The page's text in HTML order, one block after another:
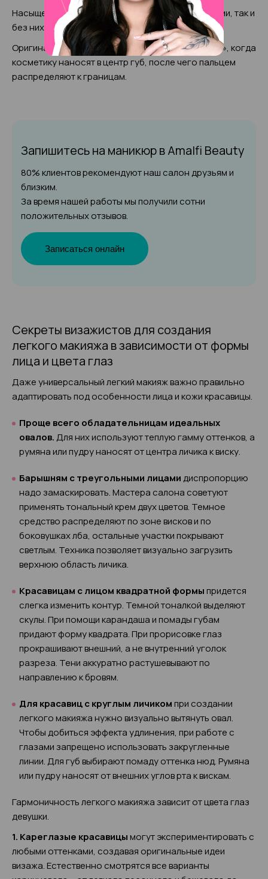
Насыщенный вариант применяют как со стрелками, так и
без них.
Оригинально выглядит эффект «зацелованности», когда
косметику наносят в центр губ, после чего пальцем
распределяют к границам.
Запишитесь на маникюрв Amalfi Beauty
80% клиентов рекомендуют наш салон друзьям и
близким.
За время нашей работы мы получили сотни
положительных отзывов.
Записаться онлайн
Секреты визажистов для создания
легкого макияжа в зависимости от формы
лица и цвета глаз
Даже универсальный легкий макияж важно правильно
адаптировать под особенности лица и кожи красавицы.
Проще всего обладательницам идеальных
овалов.Для них используют теплую гамму оттенков, а
румяна или пудру наносят от центра личика к виску.
Барышням с треугольными лицамидиспропорцию
надо замаскировать. Мастера салона советуют
применять тональный крем двух цветов. Темное
средство распределяют по зоне висков и по
боковушках лба, остальные участки покрывают
светлым. Техника позволяет визуально загрузить
верхнюю область личика.
Красавицам с лицом квадратной формыпридется
слегка изменить контур. Темной тоналкой выделяют
скулы. При помощи карандаша и помады губам
придают форму квадрата. При прорисовке глаз
прокрашивают внешний, а не внутренний уголок
разреза. Тени аккуратно растушевывают по
направлению к бровям.
Для красавиц с круглым личикомпри создании
легкого макияжа нужно визуально вытянуть овал.
Чтобы добиться эффекта удлинения, при работе с
глазами запрещено использовать закругленные
линии. Для губ выбирают помаду оттенка нюд. Румяна
или пудру наносят от внешних углов рта к вискам.
Гармоничность легкого макияжа зависит от цвета глаз
девушки.
1. Кареглазые красавицымогут экспериментировать с
любыми оттенками, создавая оригинальные идеи
визажа. Естественно смотрятся все варианты